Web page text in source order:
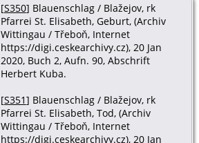
[S350] Blauenschlag / Blažejov, rk
Pfarrei St. Elisabeth, Geburt, (Archiv
Wittingau / Třeboň, Internet
https://digi.ceskearchivy.cz), 20 Jan
2020, Buch 2, Aufn. 90, Abschrift
Herbert Kuba.
[S351] Blauenschlag / Blažejov, rk
Pfarrei St. Elisabeth, Tod, (Archiv
Wittingau / Třeboň, Internet
https://digi.ceskearchivy.cz), 20 Jan